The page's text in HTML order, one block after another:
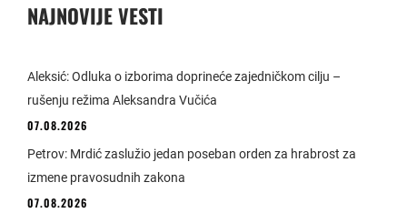
NAJNOVIJE VESTI
Aleksić: Odluka o izborima doprineće zajedničkom cilju –
rušenju režima Aleksandra Vučića
07.08.2026
Petrov: Mrdić zaslužio jedan poseban orden za hrabrost za
izmene pravosudnih zakona
07.08.2026